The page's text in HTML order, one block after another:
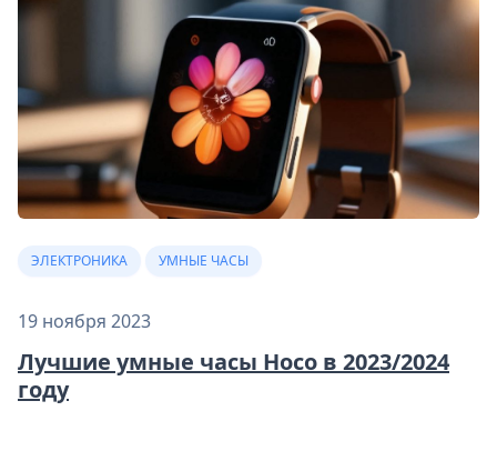
ЭЛЕКТРОНИКА УМНЫЕ ЧАСЫ
19 ноября 2023
Лучшие умные часы Hoco в 2023/2024
году